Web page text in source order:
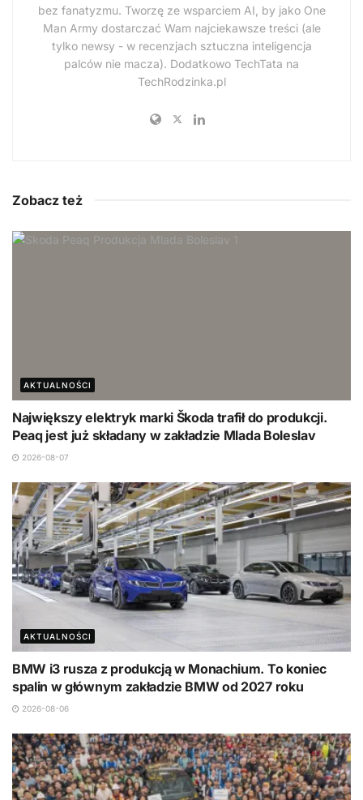
bez fanatyzmu. Tworzę ze wsparciem AI, by jako One
Man Army dostarczać Wam najciekawsze treści (ale
tylko newsy - w recenzjach sztuczna inteligencja
palców nie macza). Dodatkowo TechTata na
TechRodzinka.pl
Zobacz też
AKTUALNOŚCI
Największy elektryk marki Škoda trafił do produkcji.
Peaq jest już składany w zakładzie Mlada Boleslav
2026-08-07
AKTUALNOŚCI
BMW i3 rusza z produkcją w Monachium. To koniec
spalin w głównym zakładzie BMW od 2027 roku
2026-08-06